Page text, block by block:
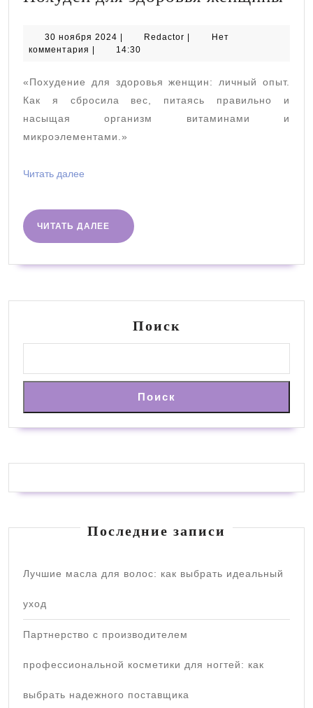
30 ноября 2024 30
ноября
| Redactor Redactor
|
Нет
комментария | 14:30
«Похудение для здоровья женщин: личный опыт.
Как я сбросила вес, питаясь правильно и
насыщая организм витаминами и
микроэлементами.»
Читать далее
ЧИТАТЬ ДАЛЕЕ
ЧИТАТЬ
ДАЛЕЕ
Поиск
Поиск
Последние записи
Лучшие масла для волос: как выбрать идеальный
уход
Партнерство с производителем
профессиональной косметики для ногтей: как
выбрать надежного поставщика